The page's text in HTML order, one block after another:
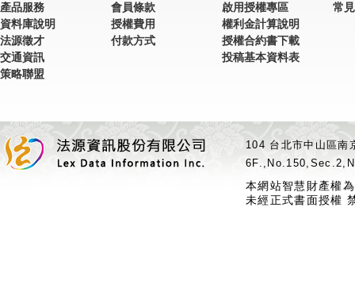
產品服務
資料庫說明
法源徵才
交通資訊
策略聯盟
會員條款
授權費用
付款方式
啟用授權專區
權利金計算說明
授權合約書下載
投稿基本資料表
常
104 台北市中山區
本網站智慧財產權
未經正式書面授權